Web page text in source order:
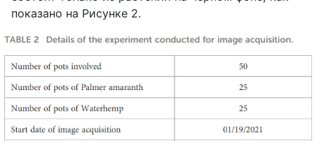
показано на Рисунке 2.